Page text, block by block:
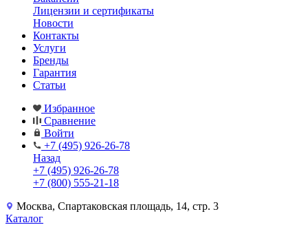
Лицензии и сертификаты
Новости
Контакты
Услуги
Бренды
Гарантия
Статьи
Избранное
Сравнение
Войти
+7 (495) 926-26-78
Назад
+7 (495) 926-26-78
+7 (800) 555-21-18
Москва, Спартаковская площадь, 14, стр. 3
Каталог